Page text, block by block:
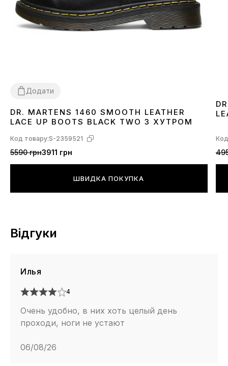
Додати
36 373839 404142 43 444546
DR. MARTENS 1460 SMOOTH LEATHER
LACE UP BOOTS BLACK TWO З ХУТРОМ
Код товару:S-2359521
5590 грн3911 грн
ШВИДКА ПОКУПКА
Відгуки
Илья
4
Очень удобно, в них хоть целый день
проходи, ноги не устают
06/08/26